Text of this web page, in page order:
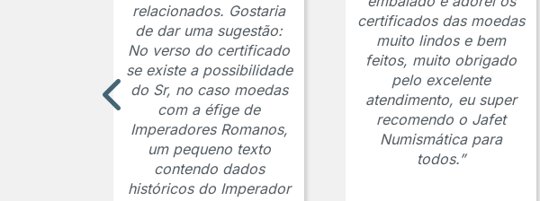
relacionados. Gostaria
de dar uma sugestão:
No verso do certificado
se existe a possibilidade
do Sr, no caso moedas
com a éfige de
Imperadores Romanos,
um pequeno texto
contendo dados
históricos do Imperador
certificados das moedas
muito lindos e bem
feitos, muito obrigado
pelo excelente
atendimento, eu super
recomendo o Jafet
Numismática para
todos.”